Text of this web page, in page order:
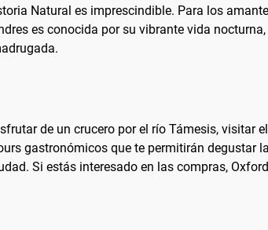
Natural es imprescindible. Para los
es conocida por su vibrante vida
de un crucero por el río Támesis, visitar
gastronómicos que te permitirán degustar
Si estás interesado en las compras,